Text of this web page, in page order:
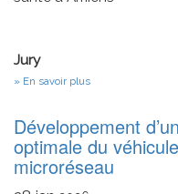
Jury
En savoir plus
gestion
d'énergie
pour
un
Développement
optimale du
microréseau